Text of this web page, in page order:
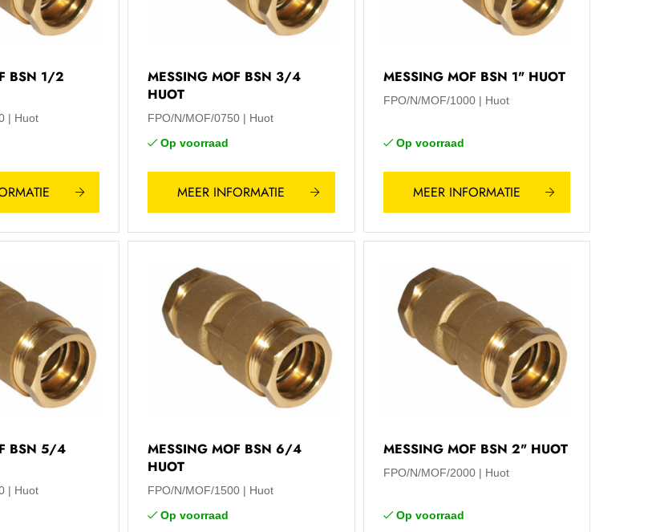
BSN 1/2
Huot
MESSING MOF BSN 3/4
HUOT
FPO/N/MOF/0750
Huot
Op voorraad
MEER INFORMATIE
MESSING MOF BSN 1" HUOT
FPO/N/MOF/1000 Huot
Op voorraad
MEER INFORMATIE
BSN 5/4
Huot
MESSING MOF BSN 6/4
HUOT
FPO/N/MOF/1500
Huot
Op voorraad
MESSING MOF BSN 2" HUOT
FPO/N/MOF/2000 Huot
Op voorraad